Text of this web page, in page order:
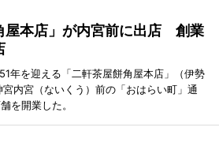
屋本店」が内宮前に出店 創業
年を迎える「二軒茶屋餅角屋本店」（伊勢
内宮（ないくう）前の「おはらい町」通
を開業した。